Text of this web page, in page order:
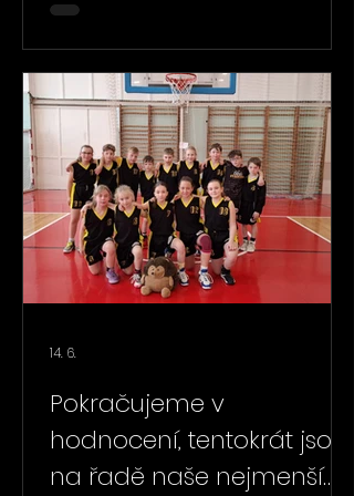
osobního rozvoje velmi úspěšná.
zlepšovat se a společně posouvat
tým vpřed. Výsledkem bylo nejen
výrazné zlepšení herních
dovedností, ale také vytvoření
silného kolektivu, který dokázal
důstojně reprezentovat náš klub
na nejvyšší republikové úrovni. Velk
Pokračujeme v
hodnocení, tentokrát jsou
na řadě naše nejmenší
14. 6.